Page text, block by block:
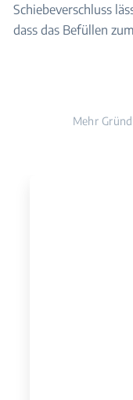
Schiebeverschluss
dass das Befüllen
Mehr